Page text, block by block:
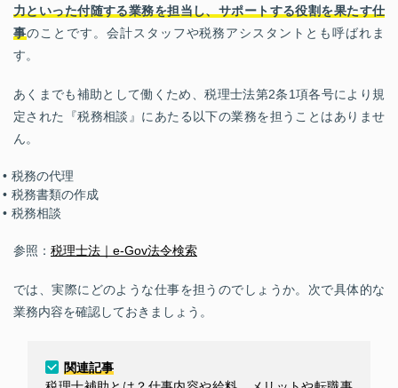
力といった付随する業務を担当し、サポートする役割を果たす仕
事のことです。会計スタッフや税務アシスタントとも呼ばれま
す。
あくまでも補助として働くため、税理士法第2条1項各号により規
定された『税務相談』にあたる以下の業務を担うことはありませ
ん。
税務の代理
税務書類の作成
税務相談
参照： 税理士法｜e-Gov法令検索
では、実際にどのような仕事を担うのでしょうか。次で具体的な
業務内容を確認しておきましょう。
関連記事